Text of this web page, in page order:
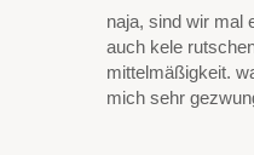
naja, sind wir mal
auch kele
mittelmäßigkeit.
mich sehr